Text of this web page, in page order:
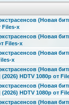
(Новая
Files-x
(Новая
Files-x
(Новая
x
(Новая
(2026) HDTV 1080р от
(Новая
(2026) HDTV 1080р от
(Новая